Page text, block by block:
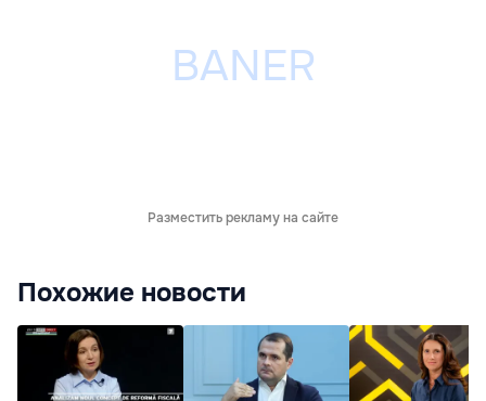
Разместить рекламу на сайте
Похожие новости